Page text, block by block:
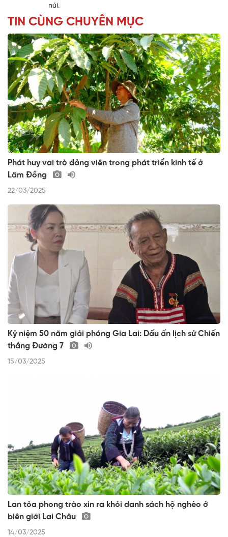
núi.
TIN CÙNG CHUYÊN MỤC
Phát huy vai trò đảng viên trong phát triển kinh tế ở
Lâm Đồng
22/03/2025
Kỷ niệm 50 năm giải phóng Gia Lai: Dấu ấn lịch sử Chiến
thắng Đường 7
15/03/2025
Lan tỏa phong trào xin ra khỏi danh sách hộ nghèo ở
biên giới Lai Châu
14/03/2025